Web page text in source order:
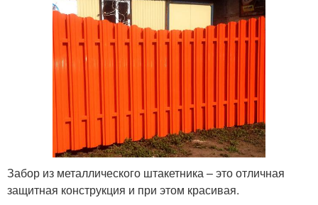
Забор из металлического штакетника – это отличная
защитная конструкция и при этом красивая.